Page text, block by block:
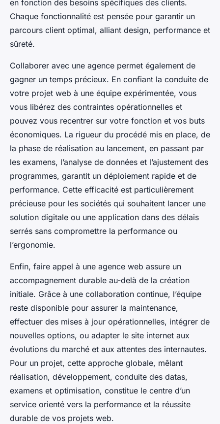
en fonction des besoins spécifiques des clients.
Chaque fonctionnalité est pensée pour garantir un
parcours client optimal, alliant design, performance et
sûreté.
Collaborer avec une agence permet également de
gagner un temps précieux. En confiant la conduite de
votre projet web à une équipe expérimentée, vous
vous libérez des contraintes opérationnelles et
pouvez vous recentrer sur votre fonction et vos buts
économiques. La rigueur du procédé mis en place, de
la phase de réalisation au lancement, en passant par
les examens, l’analyse de données et l’ajustement des
programmes, garantit un déploiement rapide et de
performance. Cette efficacité est particulièrement
précieuse pour les sociétés qui souhaitent lancer une
solution digitale ou une application dans des délais
serrés sans compromettre la performance ou
l’ergonomie.
Enfin, faire appel à une agence web assure un
accompagnement durable au-delà de la création
initiale. Grâce à une collaboration continue, l’équipe
reste disponible pour assurer la maintenance,
effectuer des mises à jour opérationnelles, intégrer de
nouvelles options, ou adapter le site internet aux
évolutions du marché et aux attentes des internautes.
Pour un projet, cette approche globale, mêlant
réalisation, développement, conduite des datas,
examens et optimisation, constitue le centre d’un
service orienté vers la performance et la réussite
durable de vos projets web.